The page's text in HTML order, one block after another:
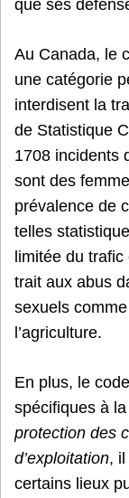
que ses
Au Canada, le
une catégorie
interdisent la
de Statistique
1708 incidents
sont des
prévalence de
telles
limitée du
trait aux abus
sexuels
l’agriculture.
En plus, le
spécifiques à
protection des
d’exploitation,
certains lieux